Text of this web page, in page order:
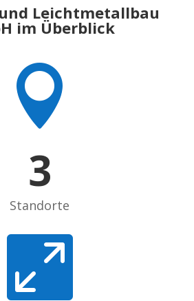
Leichtmetallbau
im Überblick

3
Standorte
